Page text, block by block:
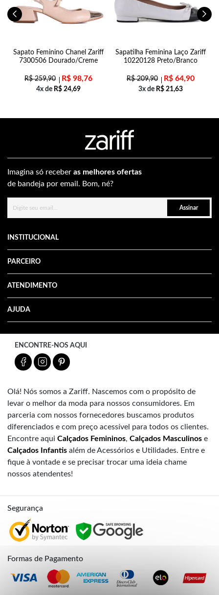
Sapato Feminino Chanel Zariff
7300506 Dourado/Creme
R$259,90 R$ 98,76
4x de R$ 24,69
Sapatilha Feminina Laço Zariff
10220128 Preto/Branco
R$209,90 R$ 64,90
3x de R$ 21,63
Imagina só receber as melhores ofertas
de bandeja por email. Bom, né?
Assinar
INSTITUCIONAL
PARCEIRO
ATENDIMENTO
AJUDA
ENCONTRE-NOS AQUI
Olá! Nós somos a Zariff. Nascemos com o propósito de
levar o melhor da moda para nossos consumidores. Em
parceria com nossos fornecedores buscamos produtos
diferenciados e com preço acessível para todos os clientes.
Encontre aqui Calçados Femininos, Calçados Masculinos e
Calçados Infantis além de Acessórios e Utilidades. Entre e
fique à vontade e se precisar trocar uma ideia chame
nossos atendentes!
Segurança
Formas de Pagamento